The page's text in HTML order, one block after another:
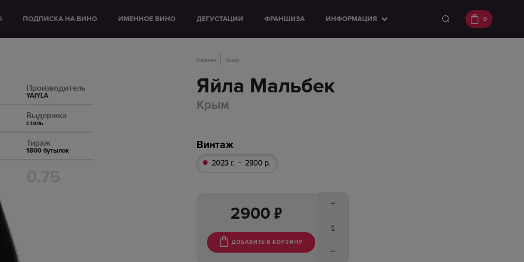
ПОДПИСКА НА ВИНО ИМЕННОЕ ВИНО ДЕГУСТАЦИИ ФРАНШИЗА ИНФОРМАЦИЯ 0
Производитель
YAIYLA
Выдержка
сталь
Тираж
1800 бутылок
Главная Вино
Яйла Мальбек
Крым
Винтаж
2023 г. 2900 р.
2900п
ДОБАВИТЬ В КОРЗИНУ